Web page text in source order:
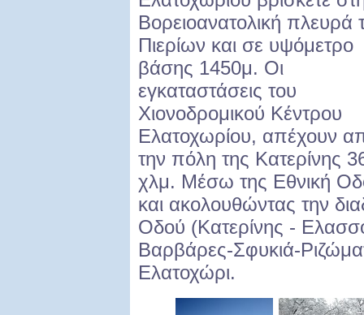
Βορειοανατολική πλευρά
Πιερίων και σε υψόμετρο
βάσης 1450μ. Οι
εγκαταστάσεις του
Χιονοδρομικού Κέντρου
Ελατοχωρίου, απέχουν
την πόλη της Κατερίνης
χλμ. Μέσω της Εθνική
και ακολουθώντας την
Οδού (Κατερίνης -
Βαρβάρες-Σφυκιά-
Ελατοχώρι.